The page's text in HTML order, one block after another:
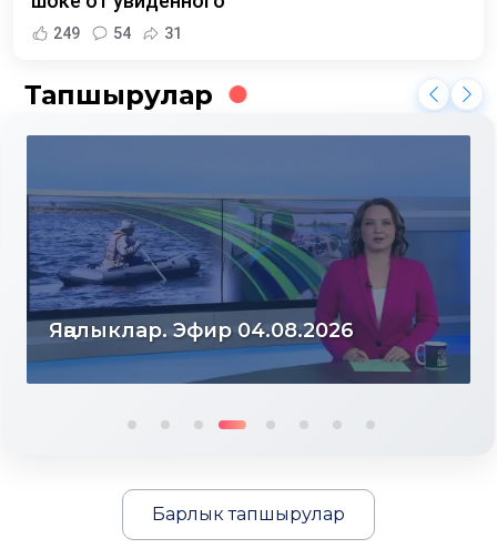
249 54 31
Тапшырулар
Яңалыклар. Эфир 04.08.2026
Барлык тапшырулар